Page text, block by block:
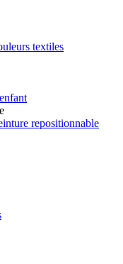
textiles
repositionnable